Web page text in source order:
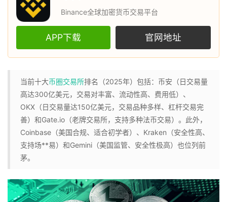
Binance全球加密货币交易平台
APP下载 官网地址
当前十大币圈交易所排名（2025年）包括：币安（日交易量
高达300亿美元，交易对丰富、流动性高、费用低）、
OKX（日交易量达150亿美元，交易品种多样、杠杆交易完
善）和Gate.io（老牌交易所，支持多种法币交易）。此外，
Coinbase（美国合规、适合初学者）、Kraken（安全性高、
支持场**易）和Gemini（美国监管、安全性极高）也位列前
茅。